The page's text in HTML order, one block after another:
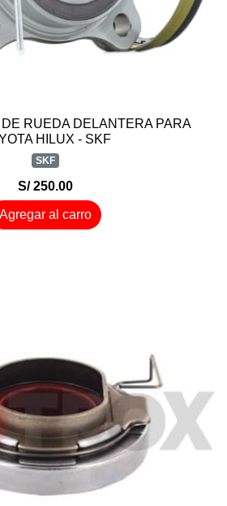
RUEDA DELANTERA PARA
HILUX - SKF
SKF
S/ 250.00
Agregar al carro